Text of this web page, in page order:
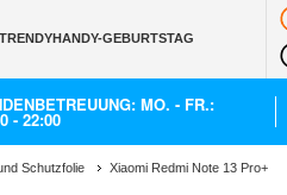
MO. - FR.:
- 22:00
Schutzfolie
Xiaomi Redmi Note 13 Pro+